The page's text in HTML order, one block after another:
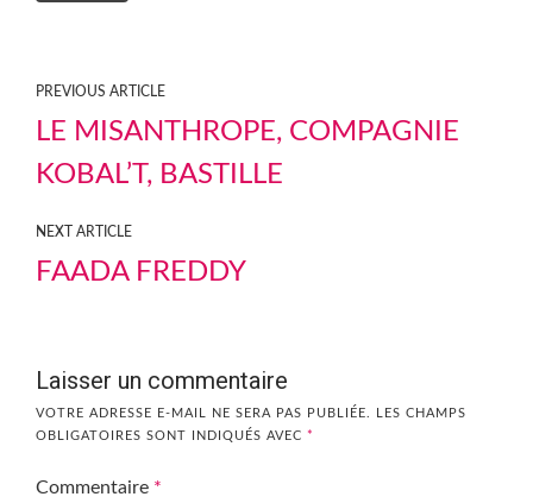
PREVIOUS ARTICLE
LE MISANTHROPE, COMPAGNIE
KOBAL’T, BASTILLE
NEXT ARTICLE
FAADA FREDDY
Laisser un commentaire
VOTRE ADRESSE E-MAIL NE SERA PAS PUBLIÉE.
LES CHAMPS
OBLIGATOIRES SONT INDIQUÉS AVEC *
Commentaire *